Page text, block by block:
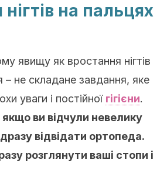
на пальцях
явищу як вростання нігтів
– не складане завдання, яке
уваги і постійної гігієни.
ви відчули невелику
відвідати ортопеда.
розглянути ваші стопи і